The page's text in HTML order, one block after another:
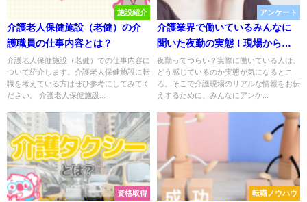
施設紹介
介護老人保健施設（老健）の介
護職員の仕事内容とは？
介護老人保健施設（老健）での仕事内容に
ついて紹介します。介護老人保健施設に転
職を考えている方はぜひ参考にしてみてく
ださい。 介護老人保健施設...
アンケート
介護業界で働いているみんなに
聞いた夜勤の実態！現場から生
の声をお届け！
夜勤ってつらい？実際に働いている人は、
どう感じているのか実態が気になるとこ
ろ。そこで介護現場のリアルな情報をお伝
えするために、みんなにアンケ...
資格取得 転職ノウハウ